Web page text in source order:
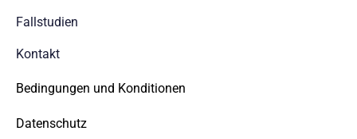
Fallstudien
Kontakt
Bedingungen und Konditionen
Datenschutz